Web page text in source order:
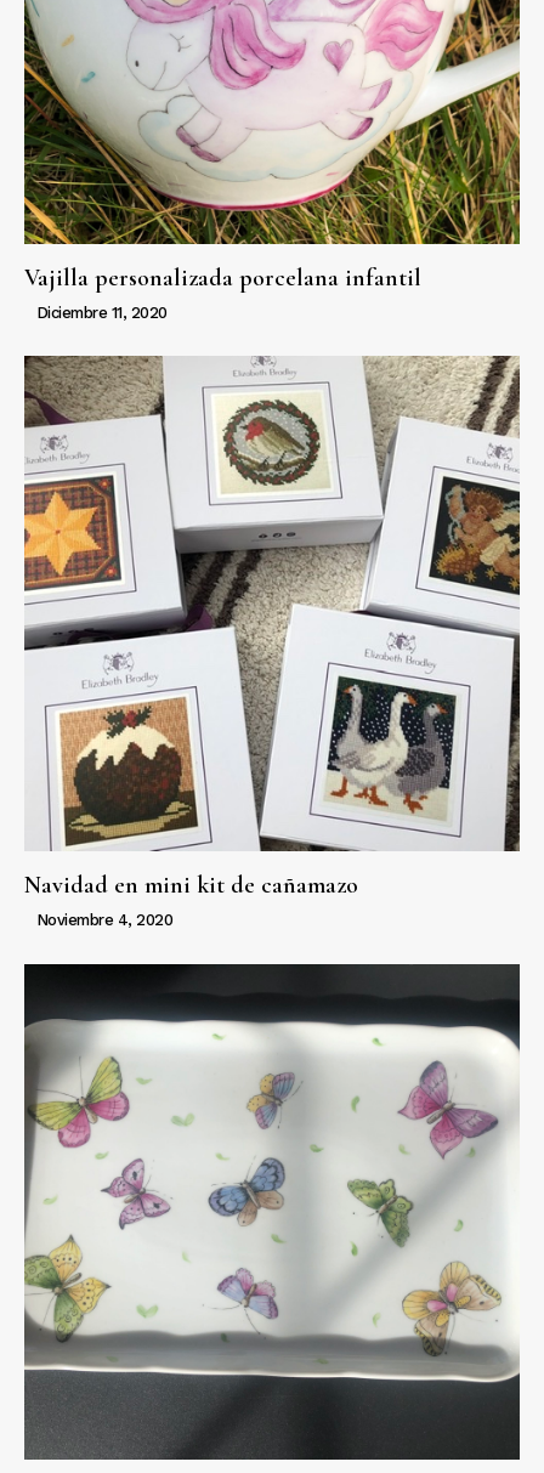
Vajilla personalizada porcelana infantil
Diciembre 11, 2020
Navidad en mini kit de cañamazo
Noviembre 4, 2020